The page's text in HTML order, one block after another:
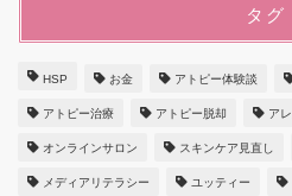
タグ
HSP お金 アトピー体験談
アトピー治療 アトピー脱却 ア
オンラインサロン スキンケア見直し
メディアリテラシー ユッティー